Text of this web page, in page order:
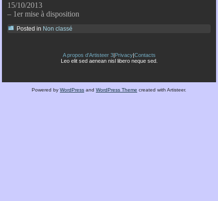
15/10/2013
– 1er mise à disposition
Posted in Non classé
A propos d'Artisteer 3|Privacy|Contacts
Leo elit sed aenean nisl libero neque sed.
Powered by WordPress and WordPress Theme created with Artisteer.